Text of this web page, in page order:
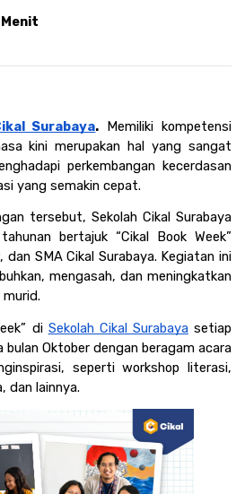
Surabaya. Memiliki kompetensi
kini merupakan hal yang sangat
perkembangan kecerdasan
yang semakin cepat.
tersebut, Sekolah Cikal Surabaya
bertajuk “Cikal Book Week”
dan SMA Cikal Surabaya. Kegiatan ini
mengasah, dan meningkatkan
di Sekolah Cikal Surabaya setiap
bulan Oktober dengan beragam acara
seperti workshop literasi,
dan lainnya.